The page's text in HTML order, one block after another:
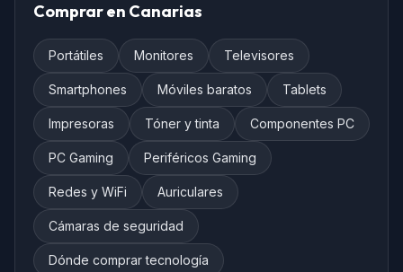
Comprar en Canarias
Portátiles Monitores Televisores
Smartphones Móviles baratos Tablets
Impresoras Tóner y tinta Componentes PC
PC Gaming Periféricos Gaming
Redes y WiFi Auriculares
Cámaras de seguridad
Dónde comprar tecnología